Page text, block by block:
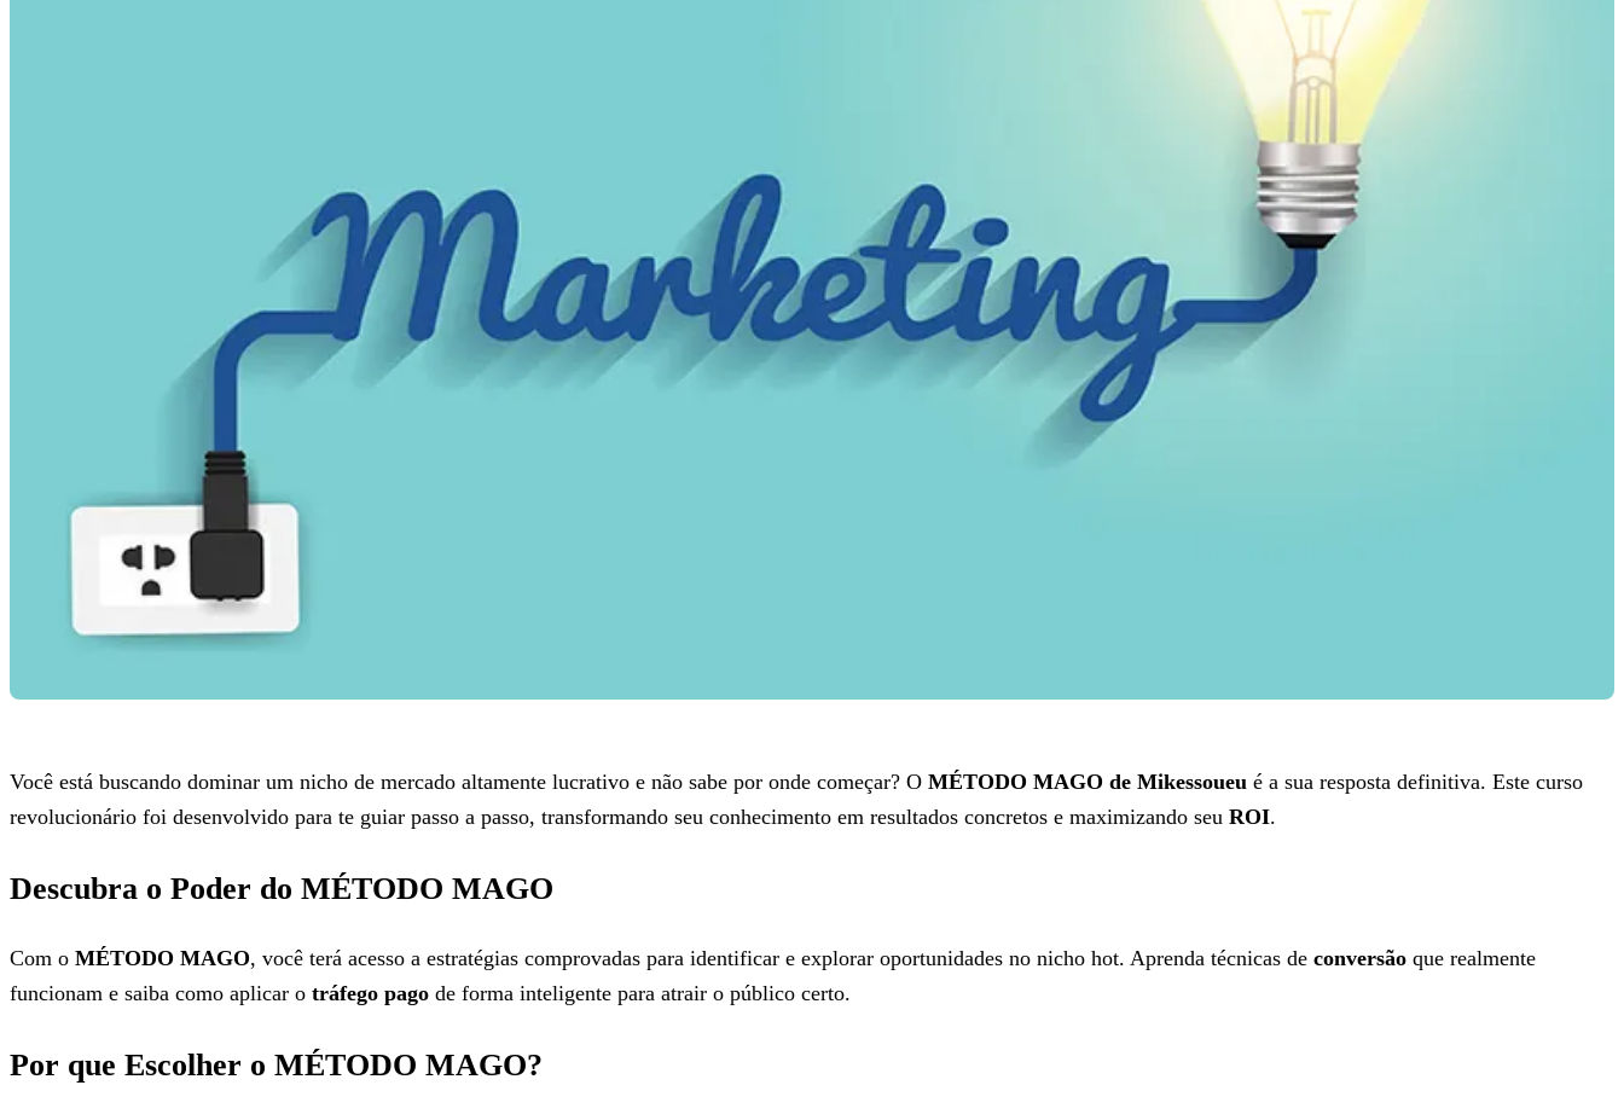
Você está buscando dominar um nicho de mercado altamente lucrativo e não sabe por onde começar? O MÉTODO MAGO de Mikessoueu é a sua resposta definitiva. Este curso
revolucionário foi desenvolvido para te guiar passo a passo, transformando seu conhecimento em resultados concretos e maximizando seu ROI.
Descubra o Poder do MÉTODO MAGO
Com o MÉTODO MAGO, você terá acesso a estratégias comprovadas para identificar e explorar oportunidades no nicho hot. Aprenda técnicas de conversão que realmente
funcionam e saiba como aplicar o tráfego pago de forma inteligente para atrair o público certo.
Por que Escolher o MÉTODO MAGO?